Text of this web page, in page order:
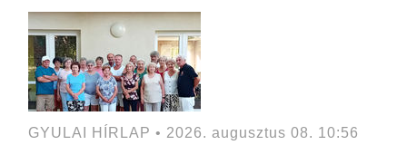
GYULAI HÍRLAP • 2026. augusztus 08. 10:56